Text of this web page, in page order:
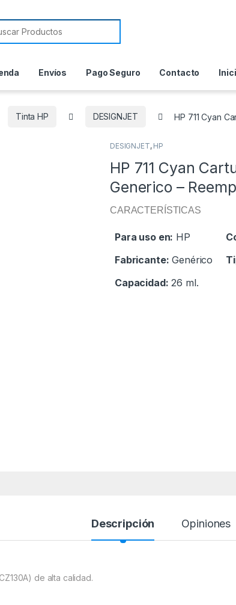
for:
Envíos Pago Seguro Contacto
Tinta HP DESIGNJET HP 711 Cyan
DESIGNJET, HP
HP 711 Cyan
Generico –
CARACTERÍSTICAS
Para uso en: HP
Fabricante: Genérico
Capacidad: 26 ml.
Descripción Opiniones
de alta calidad.